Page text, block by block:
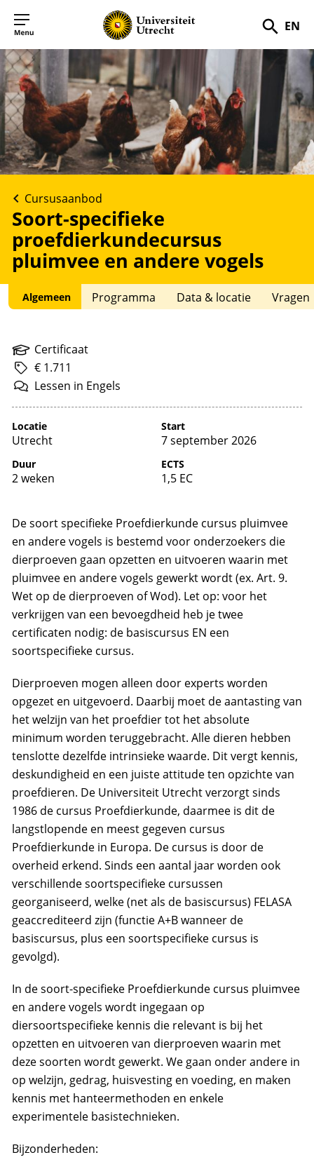
EN
Soort-specifieke
proefdierkundecursus
pluimvee en andere vogels
Cursusaanbod
Algemeen Programma Data & locatie Vragen
Certificaat
€ 1.711
Lessen in Engels
Locatie
Utrecht
Start
7 september 2026
Duur
2 weken
ECTS
1,5 EC
De soort specifieke Proefdierkunde cursus pluimvee
en andere vogels is bestemd voor onderzoekers die
dierproeven gaan opzetten en uitvoeren waarin met
pluimvee en andere vogels gewerkt wordt (ex. Art. 9.
Wet op de dierproeven of Wod). Let op: voor het
verkrijgen van een bevoegdheid heb je twee
certificaten nodig: de basiscursus EN een
soortspecifieke cursus.
Dierproeven mogen alleen door experts worden
opgezet en uitgevoerd. Daarbij moet de aantasting van
het welzijn van het proefdier tot het absolute
minimum worden teruggebracht. Alle dieren hebben
tenslotte dezelfde intrinsieke waarde. Dit vergt kennis,
deskundigheid en een juiste attitude ten opzichte van
proefdieren. De Universiteit Utrecht verzorgt sinds
1986 de cursus Proefdierkunde, daarmee is dit de
langstlopende en meest gegeven cursus
Proefdierkunde in Europa. De cursus is door de
overheid erkend. Sinds een aantal jaar worden ook
verschillende soortspecifieke cursussen
georganiseerd, welke (net als de basiscursus) FELASA
geaccrediteerd zijn (functie A+B wanneer de
basiscursus, plus een soortspecifieke cursus is
gevolgd).
In de soort-specifieke Proefdierkunde cursus pluimvee
en andere vogels wordt ingegaan op
diersoortspecifieke kennis die relevant is bij het
opzetten en uitvoeren van dierproeven waarin met
deze soorten wordt gewerkt. We gaan onder andere in
op welzijn, gedrag, huisvesting en voeding, en maken
kennis met hanteermethoden en enkele
experimentele basistechnieken.
Bijzonderheden: